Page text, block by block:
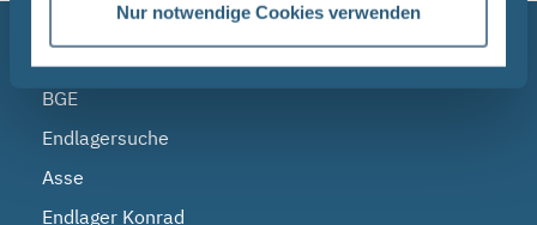
Nur notwendige Cookies verwenden
BGE
Endlagersuche
Asse
Endlager Konrad